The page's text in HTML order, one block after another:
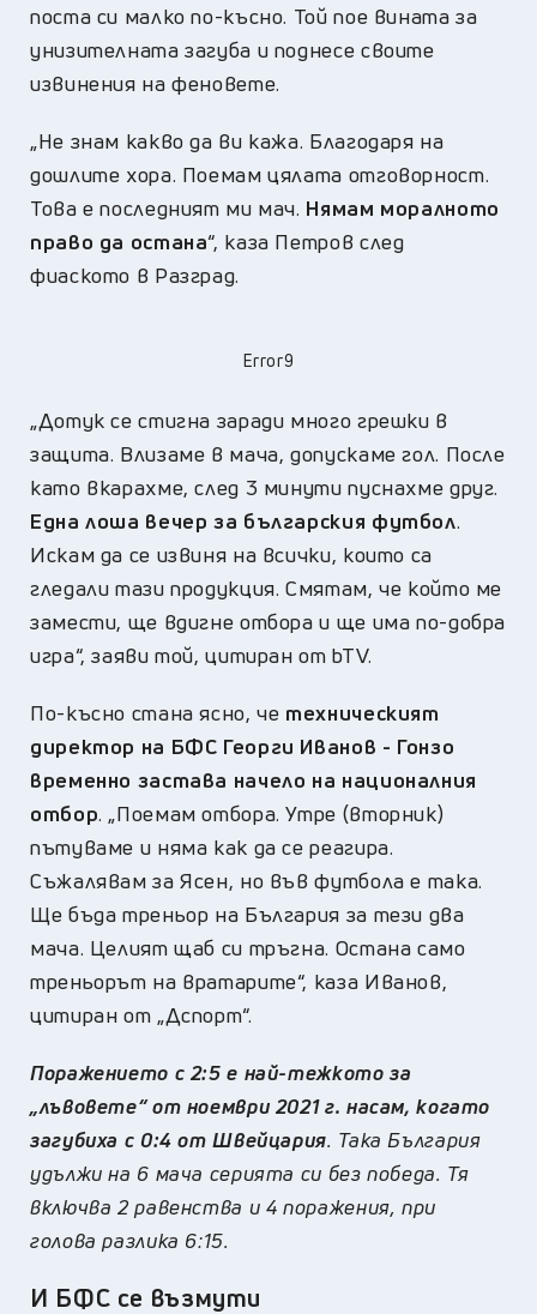
поста си малко по-късно. Той пое вината за
унизителната загуба и поднесе своите
извинения на феновете.
„Не знам какво да ви кажа. Благодаря на
дошлите хора. Поемам цялата отговорност.
Това е последният ми мач. Нямам моралното
право да остана“, каза Петров след
фиаското в Разград.
Error9
„Дотук се стигна заради много грешки в
защита. Влизаме в мача, допускаме гол. После
като вкарахме, след 3 минути пуснахме друг.
Една лоша вечер за българския футбол.
Искам да се извиня на всички, които са
гледали тази продукция. Смятам, че който ме
замести, ще вдигне отбора и ще има по-добра
игра“, заяви той, цитиран от bTV.
По-късно стана ясно, че техническият
директор на БФС Георги Иванов - Гонзо
временно застава начело на националния
отбор. „Поемам отбора. Утре (вторник)
пътуваме и няма как да се реагира.
Съжалявам за Ясен, но във футбола е така.
Ще бъда треньор на България за тези два
мача. Целият щаб си тръгна. Остана само
треньорът на вратарите“, каза Иванов,
цитиран от „Дспорт“.
Поражението с 2:5 е най-тежкото за
„лъвовете“ от ноември 2021 г. насам, когато
загубиха с 0:4 от Швейцария. Така България
удължи на 6 мача серията си без победа. Тя
включва 2 равенства и 4 поражения, при
голова разлика 6:15.
И БФС се възмути